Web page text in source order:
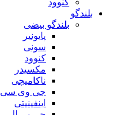
بلندگو
بلندگو بیضی
پایونیر
سونی
کنوود
مکسیدر
ناکامیچی
جی وی سی
اینفینیتی